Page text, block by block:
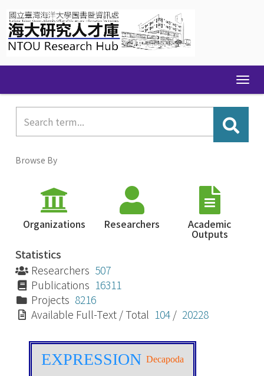
navigation
Browse By
Organizations Researchers Academic
Outputs
Statistics
Researchers 507
Publications 16311
Projects 8216
Available Full-Text / Total 104 / 20228